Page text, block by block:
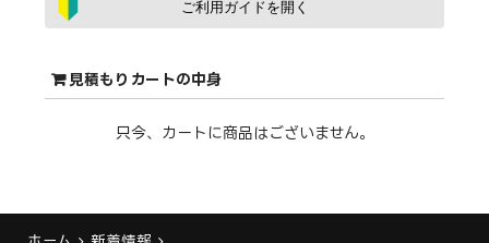
ご利用ガイドを開く
見積もりカートの中身
只今、カートに商品はございません。